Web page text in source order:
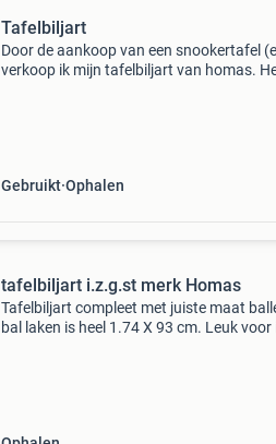
Tafelbiljart
Door de aankoop van een snookertafel
verkoop ik mijn tafelbiljart van homas.
Gebruikt Ophalen
tafelbiljart i.z.g.st merk Homas
Tafelbiljart compleet met juiste maat
bal laken is heel 1.74 X 93 cm. Leuk voor